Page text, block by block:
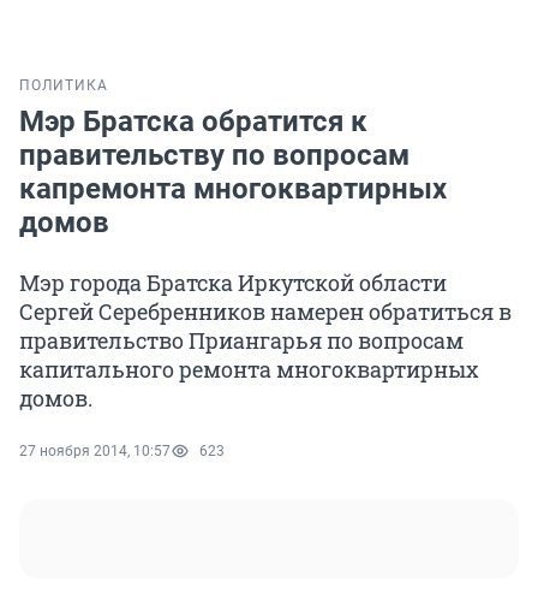
ПОЛИТИКА
Мэр Братска обратится к
правительству по вопросам
капремонта многоквартирных
домов
Мэр города Братска Иркутской области
Сергей Серебренников намерен обратиться в
правительство Приангарья по вопросам
капитального ремонта многоквартирных
домов.
27 ноября 2014, 10:57 623